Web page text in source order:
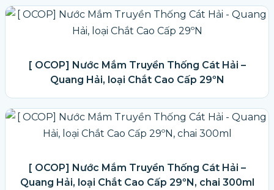
[ OCOP] Nước Mắm Truyền Thống Cát Hải –
Quang Hải, loại Chắt Cao Cấp 29ºN
[ OCOP] Nước Mắm Truyền Thống Cát Hải –
Quang Hải, loại Chắt Cao Cấp 29ºN, chai 300ml